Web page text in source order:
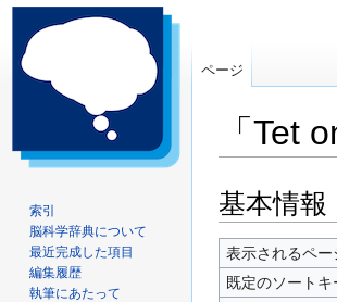
「Tet
ナ
ビ
ゲ
ー
シ
検
索
に
移
動
基本情報
表示されるペー
既定のソートキ
ページ
索引
脳科学辞典について
最近完成した項目
編集履歴
執筆にあたって